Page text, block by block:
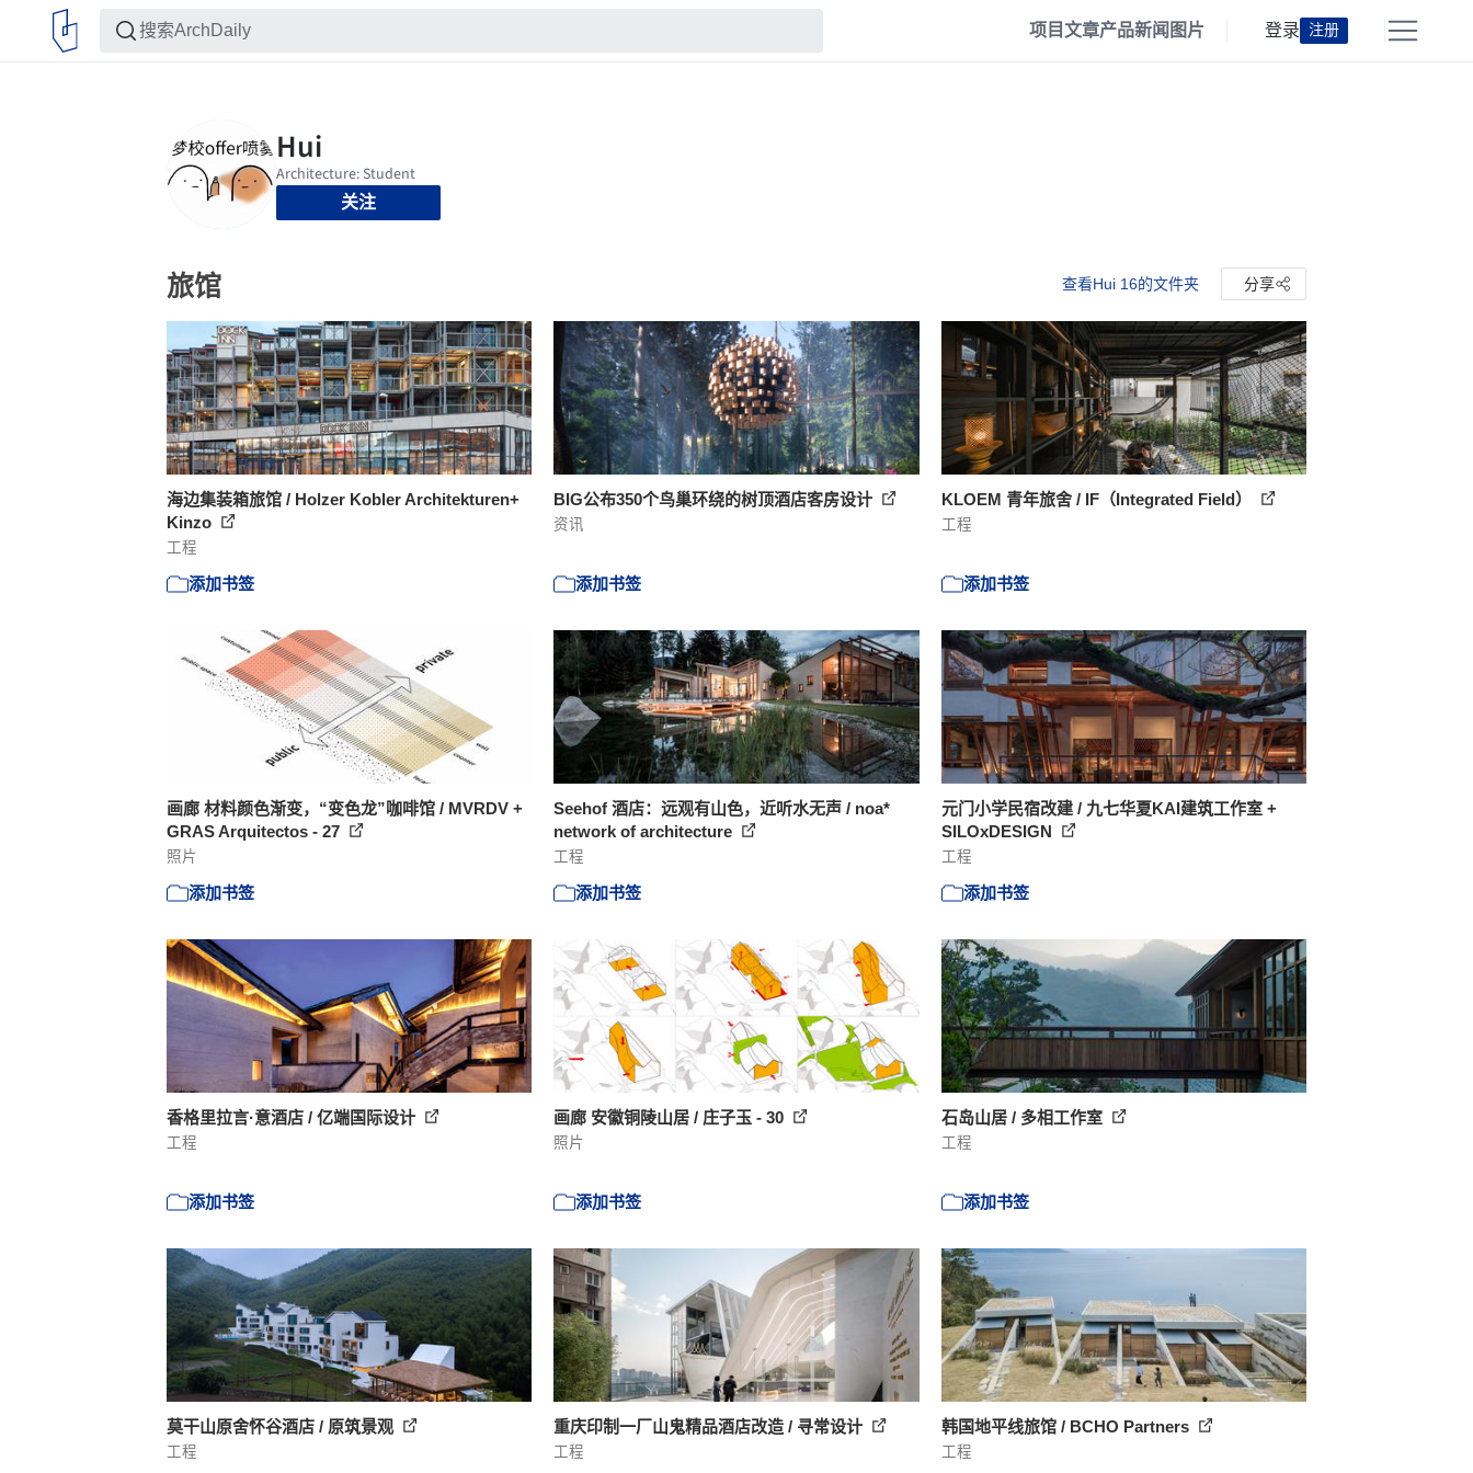
项目文章产品新闻 图片 登录 注册
关注
旅馆 查看Hui 16的文件夹 分享
海边集装箱旅馆 / Holzer Kobler Architekturen+
Kinzo
工程
添加书签
BIG公布350个鸟巢环绕的树顶酒店客房设计
资讯
添加书签
KLOEM 青年旅舍 / IF（Integrated Field）
工程
添加书签
画廊 材料颜色渐变，“变色龙”咖啡馆 / MVRDV +
GRAS Arquitectos - 27
照片
添加书签
Seehof 酒店：远观有山色，近听水无声 / noa*
network of architecture
工程
添加书签
元门小学民宿改建 / 九七华夏KAI建筑工作室 +
SILOxDESIGN
工程
添加书签
香格里拉言·意酒店 / 亿端国际设计
工程
添加书签
画廊 安徽铜陵山居 / 庄子玉 - 30
照片
添加书签
石岛山居 / 多相工作室
工程
添加书签
莫干山原舍怀谷酒店 / 原筑景观
工程
重庆印制一厂山鬼精品酒店改造 / 寻常设计
工程
韩国地平线旅馆 / BCHO Partners
工程